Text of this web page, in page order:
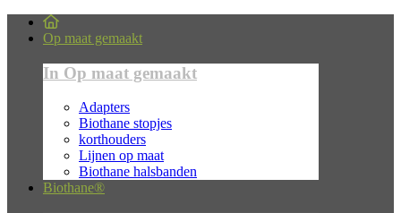
Op maat gemaakt
In Op maat gemaakt
Adapters
Biothane stopjes
korthouders
Lijnen op maat
Biothane halsbanden
Biothane®